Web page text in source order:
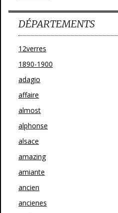
DÉPARTEMENTS
12verres
1890-1900
adagio
affaire
almost
alphonse
alsace
amazing
amiante
ancien
ancienes